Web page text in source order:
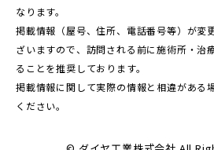
なります。
掲載情報（屋号、住所、電話番号等）が変
ざいますので、訪問される前に施術所・治
ることを推奨しております。
掲載情報に関して実際の情報と相違がある場
ください。